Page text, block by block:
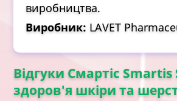
виробництва.
Виробник: LAVET
Відгуки Смартіс
здоров'я шкіри та